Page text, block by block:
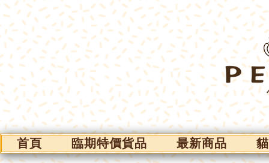
首頁 臨期特價貨品 最新商品